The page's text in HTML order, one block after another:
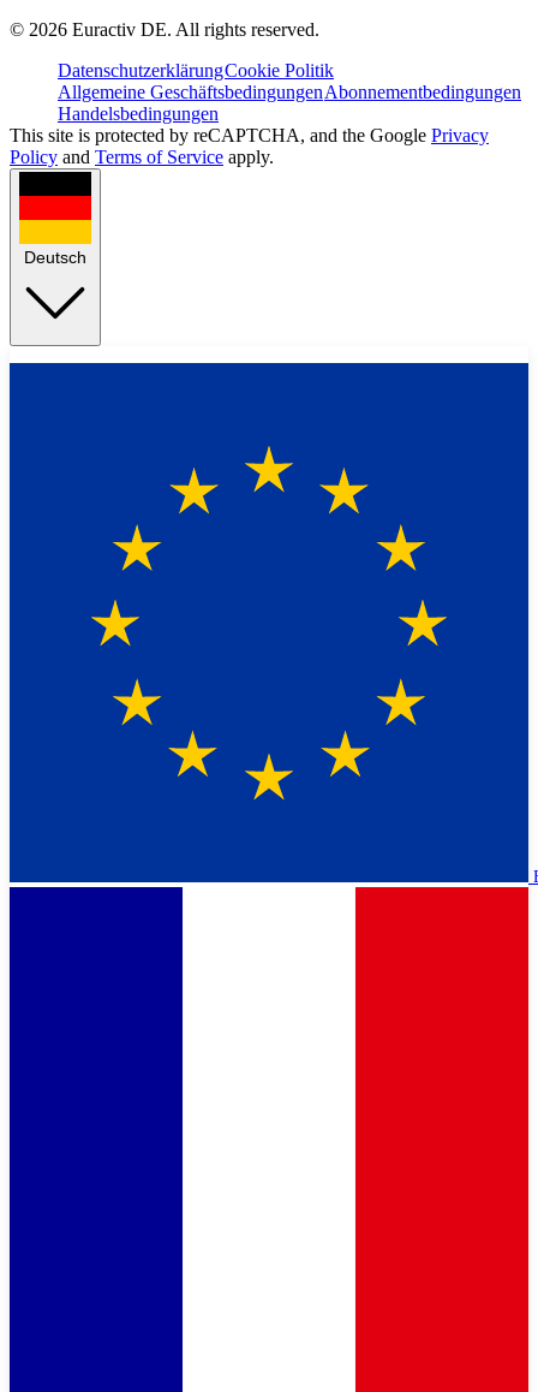
© 2026 Euractiv DE. All rights reserved.
DatenschutzerklärungCookie Politik
Allgemeine GeschäftsbedingungenAbonnementbedingungen
Handelsbedingungen
This site is protected by reCAPTCHA, and the Google Privacy
Policy and Terms of Service apply.
Deutsch